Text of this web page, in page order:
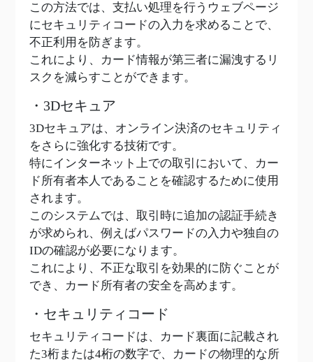
この方法では、支払い処理を行うウェブページ
にセキュリティコードの入力を求めることで、
不正利用を防ぎます。
これにより、カード情報が第三者に漏洩するリ
スクを減らすことができます。
・3Dセキュア
3Dセキュアは、オンライン決済のセキュリティ
をさらに強化する技術です。
特にインターネット上での取引において、カー
ド所有者本人であることを確認するために使用
されます。
このシステムでは、取引時に追加の認証手続き
が求められ、例えばパスワードの入力や独自の
IDの確認が必要になります。
これにより、不正な取引を効果的に防ぐことが
でき、カード所有者の安全を高めます。
・セキュリティコード
セキュリティコードは、カード裏面に記載され
た3桁または4桁の数字で、カードの物理的な所